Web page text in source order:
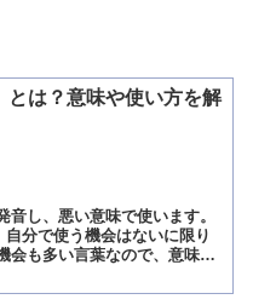
とは？意味や使い方を解
音し、悪い意味で使います。
分で使う機会はないに限り
会も多い言葉なので、意味だ